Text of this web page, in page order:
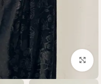
Click to enlarge